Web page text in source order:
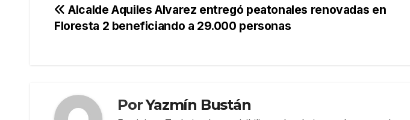
Navegación
Alcalde Aquiles Alvarez entregó peatonales renovadas en
Floresta 2 beneficiando a 29.000 personas
PorYazmín Bustán